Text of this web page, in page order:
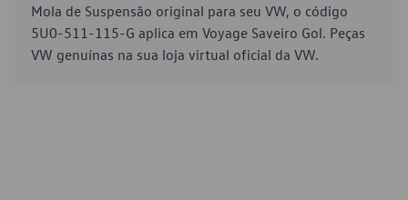
Mola de Suspensão original para seu VW, o código
5U0-511-115-G aplica em Voyage Saveiro Gol. Peças
VW genuínas na sua loja virtual oficial da VW.